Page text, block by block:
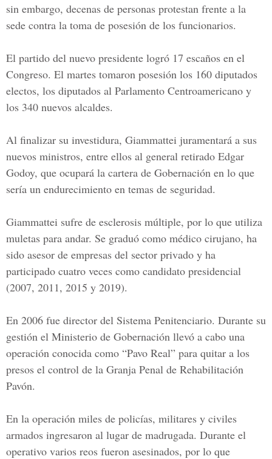
sin embargo, decenas de personas protestan frente a la
sede contra la toma de posesión de los funcionarios.
El partido del nuevo presidente logró 17 escaños en el
Congreso. El martes tomaron posesión los 160 diputados
electos, los diputados al Parlamento Centroamericano y
los 340 nuevos alcaldes.
Al finalizar su investidura, Giammattei juramentará a sus
nuevos ministros, entre ellos al general retirado Edgar
Godoy, que ocupará la cartera de Gobernación en lo que
sería un endurecimiento en temas de seguridad.
Giammattei sufre de esclerosis múltiple, por lo que utiliza
muletas para andar. Se graduó como médico cirujano, ha
sido asesor de empresas del sector privado y ha
participado cuatro veces como candidato presidencial
(2007, 2011, 2015 y 2019).
En 2006 fue director del Sistema Penitenciario. Durante su
gestión el Ministerio de Gobernación llevó a cabo una
operación conocida como “Pavo Real” para quitar a los
presos el control de la Granja Penal de Rehabilitación
Pavón.
En la operación miles de policías, militares y civiles
armados ingresaron al lugar de madrugada. Durante el
operativo varios reos fueron asesinados, por lo que